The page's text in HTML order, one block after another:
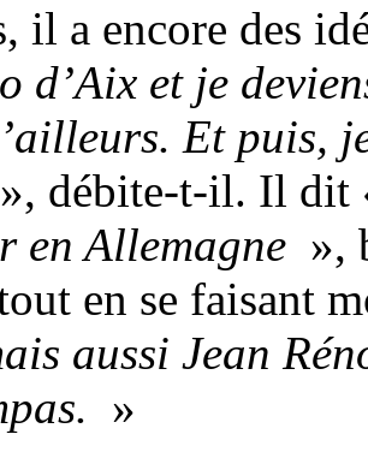
il a encore des
d’Aix et je
Et puis,
», débite-t-il. Il
en Allemagne »,
en se faisant
aussi Jean
»